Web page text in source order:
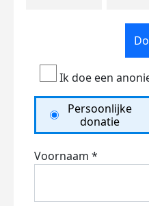
Ik doe een
Persoonlijke
donatie
Voornaam *